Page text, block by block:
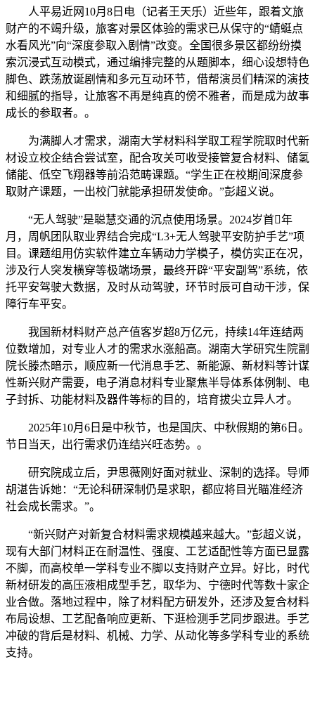
人平易近网10月8日电（记者王天乐）近些年，跟着文旅
财产的不竭升级，旅客对景区体验的需求已从保守的“蜻蜓点
水看风光”向“深度参取入剧情”改变。全国很多景区都纷纷摸
索沉浸式互动模式，通过编排完整的从题脚本，细心设想特色
脚色、跌荡放诞剧情和多元互动环节，借帮演员们精深的演技
和细腻的指导，让旅客不再是纯真的傍不雅者，而是成为故事
成长的参取者。。
为满脚人才需求，湖南大学材料科学取工程学院取时代新
材设立校企结合尝试室，配合攻关可收受接管复合材料、储氢
储能、低空飞翔器等前沿范畴课题。“学生正在校期间深度参
取财产课题，一出校门就能承担研发使命。”彭超义说。
“无人驾驶”是聪慧交通的沉点使用场景。2024岁首年
月，周帆团队取业界结合完成“L3+无人驾驶平安防护手艺”项
目。课题组用仿实软件建立车辆动力学模子，模仿实正在况，
涉及行人突发横穿等极端场景，最终开辟“平安副驾”系统，依
托平安驾驶大数据，及时从动驾驶，环节时辰可自动干涉，保
障行车平安。
我国新材料财产总产值客岁超8万亿元，持续14年连结两
位数增加，对专业人才的需求水涨船高。湖南大学研究生院副
院长滕杰暗示，顺应新一代消息手艺、新能源、新材料等计谋
性新兴财产需要，电子消息材料专业聚焦半导体系体例制、电
子封拆、功能材料及器件等标的目的，培育拔尖立异人才。
2025年10月6日是中秋节，也是国庆、中秋假期的第6日。
节日当天，出行需求仍连结兴旺态势。。
研究院成立后，尹思薇刚好面对就业、深制的选择。导师
胡湛告诉她：“无论科研深制仍是求职，都应将目光瞄准经济
社会成长需求。”。
“新兴财产对新复合材料需求规模越来越大。”彭超义说，
现有大部门材料正在耐温性、强度、工艺适配性等方面已显露
不脚，而高校单一学科专业不脚以支持财产立异。好比，时代
新材研发的高压液相成型手艺，取华为、宁德时代等数十家企
业合做。落地过程中，除了材料配方研发外，还涉及复合材料
布局设想、工艺配备响应更新、下逛检测手艺同步跟进。手艺
冲破的背后是材料、机械、力学、从动化等多学科专业的系统
支持。